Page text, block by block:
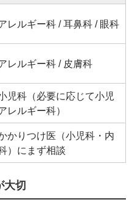
レルギー科 / 耳鼻科 / 眼科
レルギー科 / 皮膚科
児科（必要に応じて小児
レルギー科）
かりつけ医（小児科・内
）にまず相談
大切